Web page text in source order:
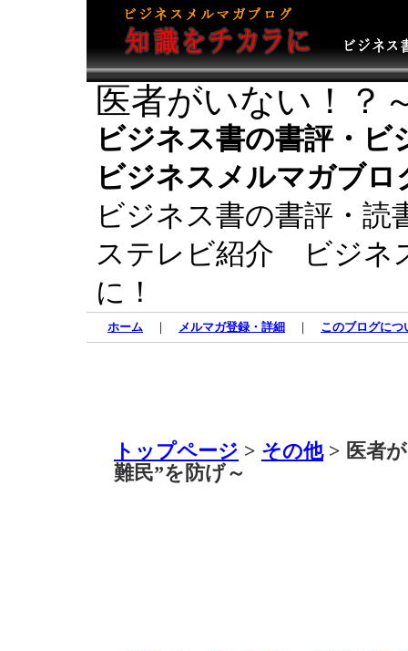
医者がいない！？
ビジネス書の書評・
ビジネスメルマガブ
ビジネス書の書評・読
ステレビ紹介 ビジネ
に！
ホーム ｜ メルマガ登録・詳細 ｜ このブログにつ
トップページ > その他> 医者
難民”を防げ～